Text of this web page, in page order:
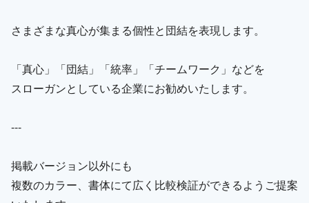
さまざまな真心が集まる個性と団結を表現します。
「真心」「団結」「統率」「チームワーク」などを
スローガンとしている企業にお勧めいたします。
---
掲載バージョン以外にも
複数のカラー、書体にて広く比較検証ができるようご提案